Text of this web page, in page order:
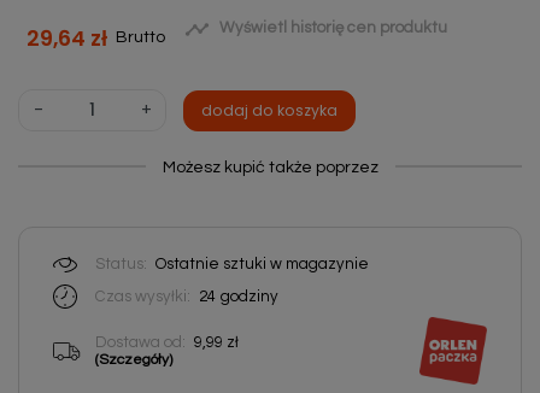
29,64 zł Brutto  Wyświetl historię cen produktu
- + dodaj do koszyka
Możesz kupić także poprzez
Status: Ostatnie sztuki w magazynie
Czas wysyłki:
24 godziny
Dostawa od: 9,99 zł
(Szczegóły)